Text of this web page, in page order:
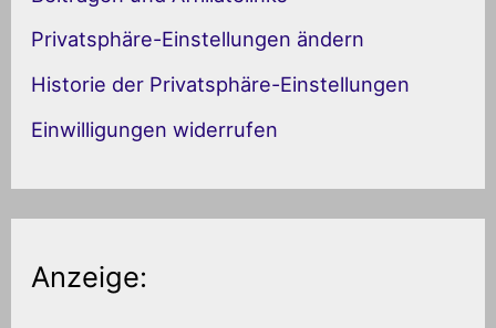
Privatsphäre-Einstellungen ändern
Historie der Privatsphäre-Einstellungen
Einwilligungen widerrufen
Anzeige:
e
n